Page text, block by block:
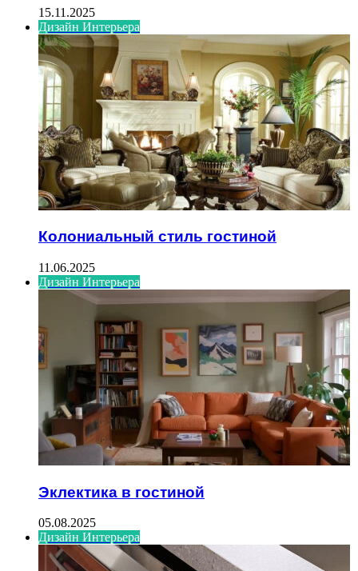
15.11.2025
Дизайн Интерьера
Колониальный стиль гостиной
11.06.2025
Дизайн Интерьера
Эклектика в гостиной
05.08.2025
Дизайн Интерьера